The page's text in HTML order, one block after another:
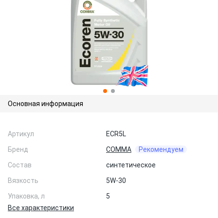
Основная информация
Артикул
ECR5L
Бренд
COMMA
Рекомендуем
Состав
синтетическое
Вязкость
5W-30
Упаковка, л
5
Все характеристики